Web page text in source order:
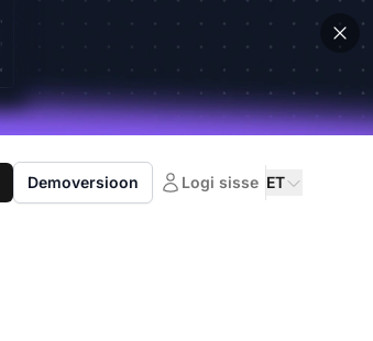
Demoversioon Logi sisse ET